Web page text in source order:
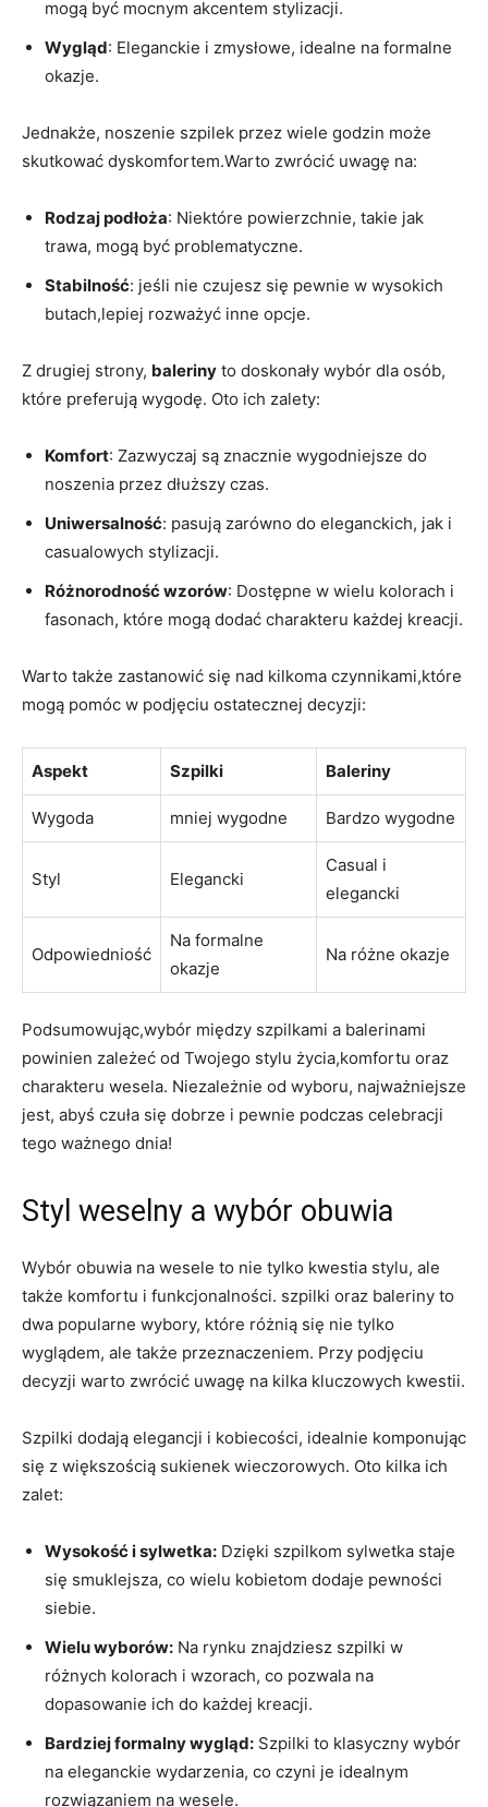
mogą być mocnym akcentem stylizacji.
Wygląd: Eleganckie i zmysłowe, idealne na formalne
okazje.
Jednakże, noszenie szpilek przez wiele godzin może
skutkować dyskomfortem.Warto zwrócić uwagę na:
Rodzaj podłoża: Niektóre powierzchnie, takie jak
trawa, mogą być problematyczne.
Stabilność: jeśli nie czujesz się pewnie w wysokich
butach,lepiej rozważyć inne opcje.
Z drugiej strony, baleriny to doskonały wybór dla osób,
które preferują wygodę. Oto ich zalety:
Komfort: Zazwyczaj są znacznie wygodniejsze do
noszenia przez dłuższy czas.
Uniwersalność: pasują zarówno do eleganckich, jak i
casualowych stylizacji.
Różnorodność wzorów: Dostępne w wielu kolorach i
fasonach, które mogą dodać charakteru każdej kreacji.
Warto także zastanowić się nad kilkoma czynnikami,które
mogą pomóc w podjęciu ostatecznej decyzji:
Aspekt Szpilki Baleriny
Wygoda mniej wygodne Bardzo wygodne
Styl Elegancki
Casual i
elegancki
Odpowiedniość
Na formalne
okazje
Na różne okazje
Podsumowując,wybór między szpilkami a balerinami
powinien zależeć od Twojego stylu życia,komfortu oraz
charakteru wesela. Niezależnie od wyboru, najważniejsze
jest, abyś czuła się dobrze i pewnie podczas celebracji
tego ważnego dnia!
Styl weselny a wybór obuwia
Wybór obuwia na wesele to nie tylko kwestia stylu, ale
także komfortu i funkcjonalności. szpilki oraz baleriny to
dwa popularne wybory, które różnią się nie tylko
wyglądem, ale także przeznaczeniem. Przy podjęciu
decyzji warto zwrócić uwagę na kilka kluczowych kwestii.
Szpilki dodają elegancji i kobiecości, idealnie komponując
się z większością sukienek wieczorowych. Oto kilka ich
zalet:
Wysokość i sylwetka: Dzięki szpilkom sylwetka staje
się smuklejsza, co wielu kobietom dodaje pewności
siebie.
Wielu wyborów: Na rynku znajdziesz szpilki w
różnych kolorach i wzorach, co pozwala na
dopasowanie ich do każdej kreacji.
Bardziej formalny wygląd: Szpilki to klasyczny wybór
na eleganckie wydarzenia, co czyni je idealnym
rozwiązaniem na wesele.